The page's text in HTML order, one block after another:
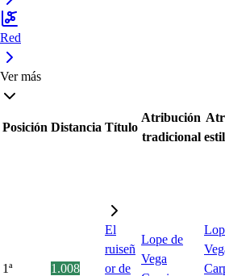
Red
Ver más
Posición Distancia Título
Atribución
tradicional
1ª 1.008
El
ruiseñ
or de
Lope de
Vega